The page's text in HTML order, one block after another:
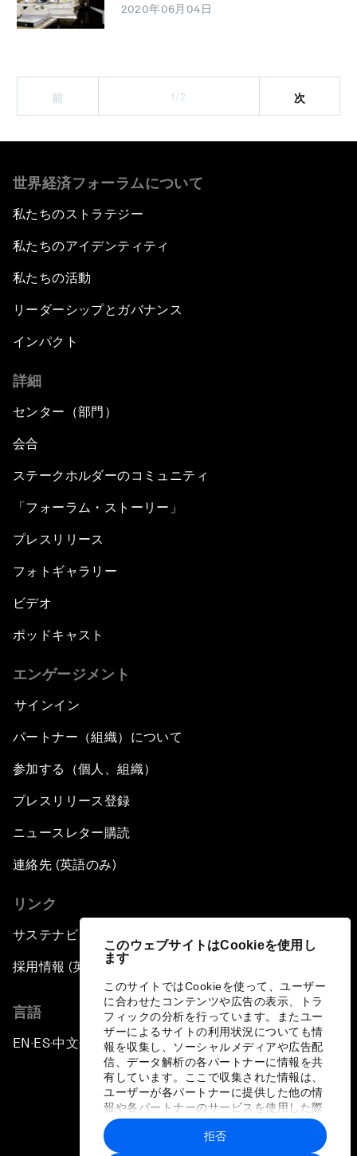
このウェブサイトはCookieを使用し
ます
このサイトではCookieを使って、ユーザー
に合わせたコンテンツや広告の表示、トラ
フィックの分析を行っています。またユー
ザーによるサイトの利用状況についても情
報を収集し、ソーシャルメディアや広告配
信、データ解析の各パートナーに情報を共
有しています。ここで収集された情報は、
ユーザーが各パートナーに提供した他の情
報や各パートナーのサービスを使用した際
に収集された情報と組み合わされ、各パー
トナーによって使用されることがありま
す。
拒否
2020年06月04日
前 1/2 次
世界経済フォーラムについて
私たちのストラテジー
私たちのアイデンティティ
私たちの活動
リーダーシップとガバナンス
インパクト
詳細
センター（部門）
会合
ステークホルダーのコミュニティ
「フォーラム・ストーリー」
プレスリリース
フォトギャラリー
ビデオ
ポッドキャスト
エンゲージメント
サインイン
パートナー（組織）について
参加する（個人、組織）
プレスリリース登録
ニュースレター購読
連絡先 (英語のみ)
リンク
サステナビリティへの取り組み
採用情報 (英語のみ)
言語
EN ▪ES▪中文▪ 日本語
プライバシーポリシーと利用規約